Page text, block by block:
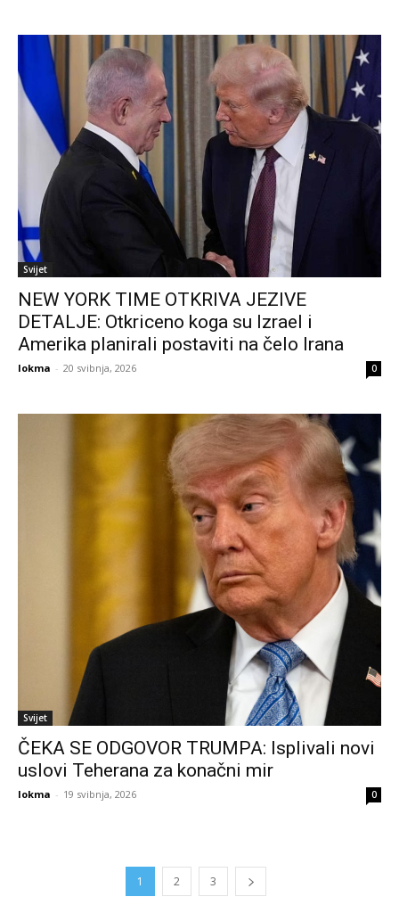
Svijet
NEW YORK TIME OTKRIVA JEZIVE
DETALJE: Otkriceno koga su Izrael i
Amerika planirali postaviti na čelo Irana
lokma - 20 svibnja, 2026 0
Svijet
ČEKA SE ODGOVOR TRUMPA: Isplivali novi
uslovi Teherana za konačni mir
lokma - 19 svibnja, 2026 0
1 2 3